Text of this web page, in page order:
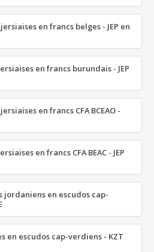
en francs belges - JEP en
en francs burundais - JEP
en francs CFA BCEAO -
en francs CFA BEAC - JEP
jordaniens en escudos cap-
en escudos cap-verdiens - KZT